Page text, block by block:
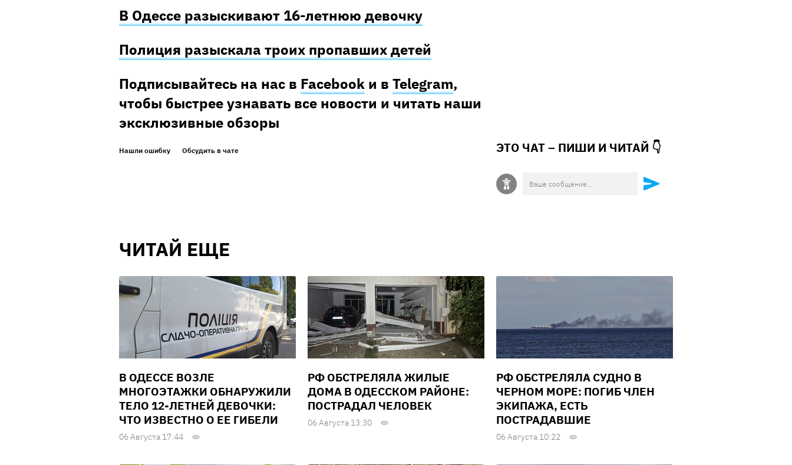
В Одессе разыскивают 16-летнюю девочку
Полиция разыскала троих пропавших детей
Подписывайтесь на нас в Facebook и в Telegram,
чтобы быстрее узнавать все новости и читать наши
эксклюзивные обзоры
Нашли ошибку Обсудить в чате ЭТО ЧАТ – ПИШИ И ЧИТАЙ 👇
ЧИТАЙ ЕЩЕ
В ОДЕССЕ ВОЗЛЕ
МНОГОЭТАЖКИ ОБНАРУЖИЛИ
ТЕЛО 12-ЛЕТНЕЙ ДЕВОЧКИ:
ЧТО ИЗВЕСТНО О ЕЕ ГИБЕЛИ
06 Августа 17:44
РФ ОБСТРЕЛЯЛА ЖИЛЫЕ
ДОМА В ОДЕССКОМ РАЙОНЕ:
ПОСТРАДАЛ ЧЕЛОВЕК
06 Августа 13:30
РФ ОБСТРЕЛЯЛА СУДНО В
ЧЕРНОМ МОРЕ: ПОГИБ ЧЛЕН
ЭКИПАЖА, ЕСТЬ
ПОСТРАДАВШИЕ
06 Августа 10:22